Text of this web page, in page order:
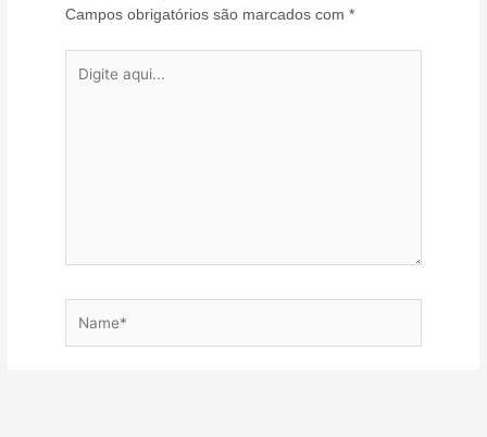
Campos obrigatórios são marcados com*
aqui...